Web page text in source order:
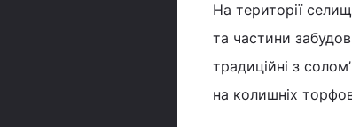
На території
та частини
традиційні з
на колишніх